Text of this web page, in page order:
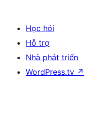
Học hỏi
Hỗ trợ
Nhà phát triển
WordPress.tv ↗